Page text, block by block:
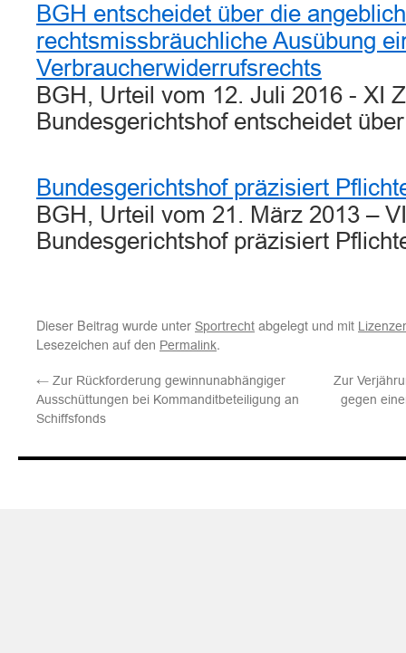
BGH entscheidet über die angeblich
rechtsmissbräuchliche Ausübung
Verbraucherwiderrufsrechts
BGH, Urteil vom 12. Juli 2016 - XI
Bundesgerichtshof entscheidet
Bundesgerichtshof präzisiert
BGH, Urteil vom 21. März 2013 –
Bundesgerichtshof präzisiert
Dieser Beitrag wurde unter Sportrecht abgelegt und mit
Lesezeichen auf den Permalink.
← Zur Rückforderung gewinnunabhängiger
Ausschüttungen bei Kommanditbeteiligung an
Schiffsfonds
Zur
gegen